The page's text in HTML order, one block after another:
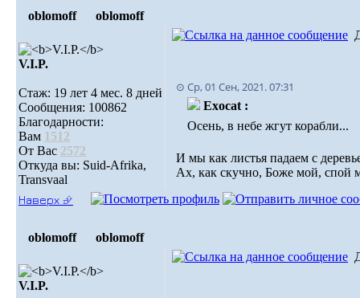
oblomoff oblomoff
V.I.P.
Стаж: 19 лет 4 мес. 8 дней
Сообщения: 100862
Благодарности:
Вам 1512
От Вас 2572
Откуда вы: Suid-Afrika,
Transvaal
⊙ Ср, 01 Сен, 2021. 07:31
Exocat :
Осень, в небе жгут корабли...
И мы как листья падаем с
Ах, как скучно, Боже мой, спой
Наверх ⮵
oblomoff oblomoff
V.I.P.